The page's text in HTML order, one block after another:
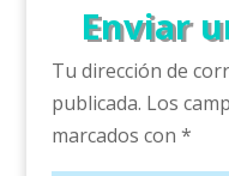
Enviar
Tu dirección de
publicada. Los
marcados con *